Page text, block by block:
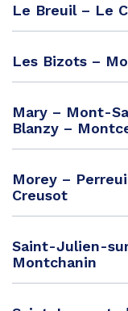
Le Breuil – Le
Les Bizots –
Mary – Mont-
Blanzy –
Morey –
Creusot
Saint-Julien-
Montchanin